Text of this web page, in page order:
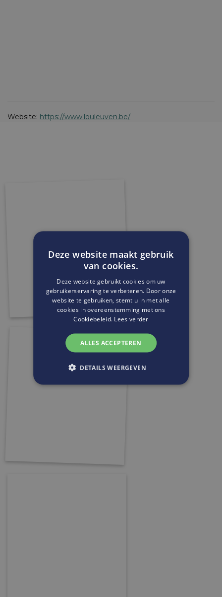
Website: https://www.louleuven.be/
Deze website maakt gebruik
van cookies.
Deze website gebruikt cookies om uw
gebruikerservaring te verbeteren. Door onze
website te gebruiken, stemt u in met alle
cookies in overeenstemming met ons
Cookiebeleid. Lees verder
ALLES ACCEPTEREN
DETAILS WEERGEVEN